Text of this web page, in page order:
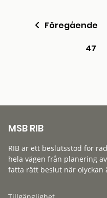
Föregående
47
MSB RIB
RIB är ett beslutsstöd för
hela vägen från planering
fatta rätt beslut när olyckan